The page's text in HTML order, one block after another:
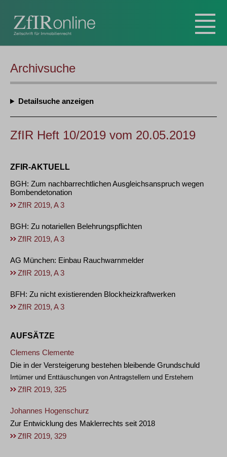
Archivsuche
Detailsuche
ZfIR Heft 10/2019 vom 20.05.2019
ZFIR-AKTUELL
BGH: Zum nachbarrechtlichen Ausgleichsanspruch wegen
Bombendetonation
ZfIR 2019, A 3
BGH: Zu notariellen Belehrungspflichten
ZfIR 2019, A 3
AG München: Einbau Rauchwarnmelder
ZfIR 2019, A 3
BFH: Zu nicht existierenden Blockheizkraftwerken
ZfIR 2019, A 3
AUFSÄTZE
Clemens Clemente
Die in der Versteigerung bestehen bleibende Grundschuld
Irrtümer und Enttäuschungen von Antragstellern und Erstehern
ZfIR 2019, 325
Johannes Hogenschurz
Zur Entwicklung des Maklerrechts seit 2018
ZfIR 2019, 329